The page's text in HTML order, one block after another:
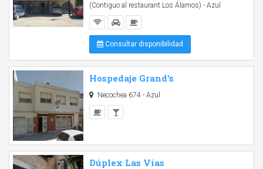
(Contiguo al restaurant Los Álamos) - Azul
Consultar disponibilidad
Hospedaje Grand's
Necochea 674 - Azul
Dúplex Las Vías